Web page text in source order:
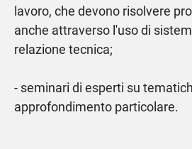
lavoro, che devono risolvere
anche attraverso l'uso di
relazione tecnica;
- seminari di esperti su
approfondimento particolare.